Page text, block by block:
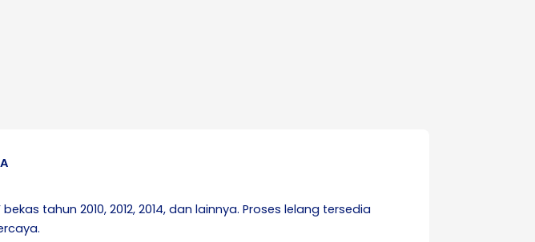
tahun 2010, 2012, 2014, dan lainnya. Proses lelang tersedia